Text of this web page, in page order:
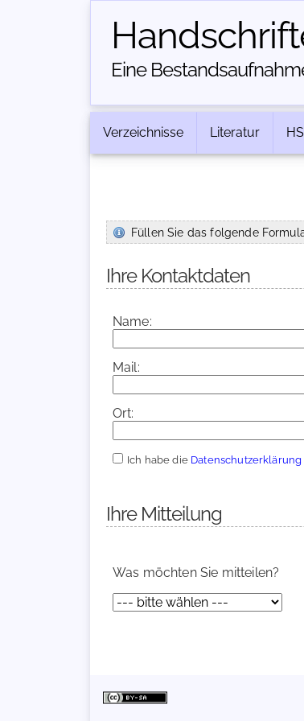
Eine
Verzeichnisse Literatur
Füllen Sie das folgende
Ihre Kontaktdaten
Name:
Mail:
Ort:
Ich habe die Datenschutzerklärung
Ihre Mitteilung
Was möchten Sie mitteilen?